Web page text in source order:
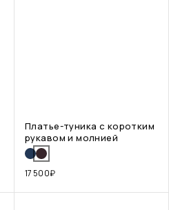
Платье-туника с коротким
рукавом и молнией
17 500₽